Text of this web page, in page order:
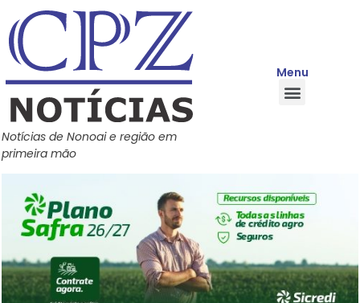
Notícias de Nonoai e região em
primeira mão
Menu